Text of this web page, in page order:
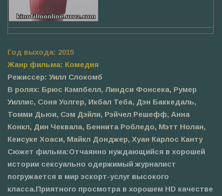
Год выхода: 2015
Жанр фильма: Комедия
Режиссер: Уилл Слокомб
В ролях: Брюс Кэмпбелл, Линдси Фонсека, Румер
Уиллис, Соня Уолгер, Икбал Теба, Дэн Баккедаль,
Томми Дьюи, Сэм Дэйли, Рэйчел Решефф, Анна
Конкл, Дин Чеквала, Беннита Робледо, Мэтт Нолан,
Кеисуке Хоаси, Майкл Донджер, Хуан Карлос Канту
Сюжет фильма:Отчаянно нуждающийся в хорошей
истории сексуально одержимый журналист
погружается в мир эскорт-услуг высокого
класса.Приятного просмотра в хорошем HD качестве